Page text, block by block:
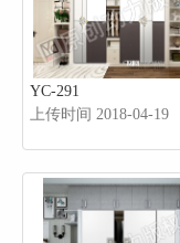
YC-291
上传时间 2018-04-19